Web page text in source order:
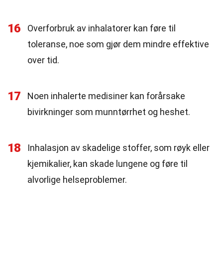
16
Overforbruk av inhalatorer kan føre til
toleranse, noe som gjør dem mindre effektive
over tid.
17
Noen inhalerte medisiner kan forårsake
bivirkninger som munntørrhet og heshet.
18
Inhalasjon av skadelige stoffer, som røyk eller
kjemikalier, kan skade lungene og føre til
alvorlige helseproblemer.